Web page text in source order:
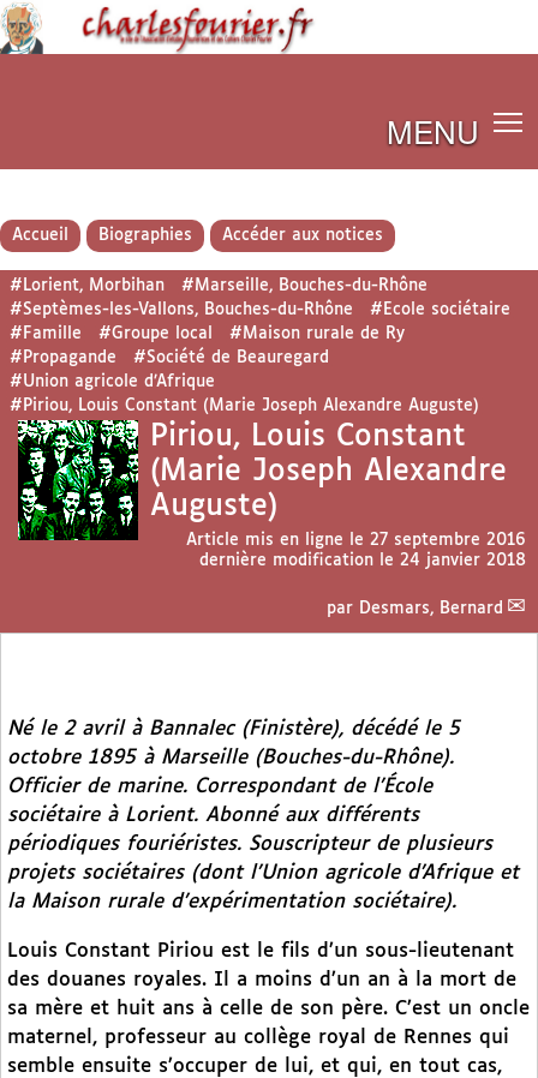
MENU
Accueil Biographies Accéder aux notices
#Lorient, Morbihan
#Marseille, Bouches-du-Rhône
#Septèmes-les-Vallons, Bouches-du-Rhône
#Ecole sociétaire
#Famille
#Groupe local
#Maison rurale de Ry
#Propagande
#Société de Beauregard
#Union agricole d’Afrique
#Piriou, Louis Constant (Marie Joseph Alexandre Auguste)
Piriou, Louis Constant
(Marie Joseph Alexandre
Auguste)
Article mis en ligne le 27 septembre 2016
dernière modification le 24 janvier 2018
par Desmars, Bernard
Né le 2 avril à Bannalec (Finistère), décédé le 5
octobre 1895 à Marseille (Bouches-du-Rhône).
Officier de marine. Correspondant de l’École
sociétaire à Lorient. Abonné aux différents
périodiques fouriéristes. Souscripteur de plusieurs
projets sociétaires (dont l’Union agricole d’Afrique et
la Maison rurale d’expérimentation sociétaire).
Louis Constant Piriou est le fils d’un sous-lieutenant
des douanes royales. Il a moins d’un an à la mort de
sa mère et huit ans à celle de son père. C’est un oncle
maternel, professeur au collège royal de Rennes qui
semble ensuite s’occuper de lui, et qui, en tout cas,